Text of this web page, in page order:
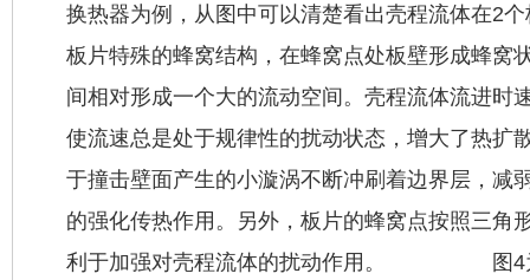
换热器为例，从图中可以清楚看出壳程流体在2
板片特殊的蜂窝结构，在蜂窝点处板壁形成蜂窝
间相对形成一个大的流动空间。壳程流体流进时
使流速总是处于规律性的扰动状态，增大了热扩
于撞击壁面产生的小漩涡不断冲刷着边界层，减
的强化传热作用。另外，板片的蜂窝点按照三角
利于加强对壳程流体的扰动作用。 图4为